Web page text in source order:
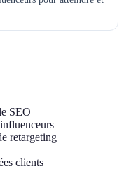
SEO
retargeting
clients